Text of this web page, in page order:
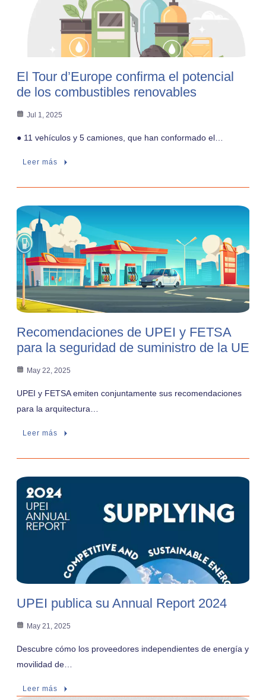
El Tour d’Europe confirma el potencial
de los combustibles renovables
Jul 1, 2025
● 11 vehículos y 5 camiones, que han conformado el…
Leer más
Recomendaciones de UPEI y FETSA
para la seguridad de suministro de la UE
May 22, 2025
UPEI y FETSA emiten conjuntamente sus recomendaciones
para la arquitectura…
Leer más
UPEI publica su Annual Report 2024
May 21, 2025
Descubre cómo los proveedores independientes de energía y
movilidad de…
Leer más